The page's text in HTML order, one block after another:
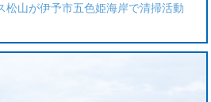
松山が伊予市五色姫海岸で清掃活動